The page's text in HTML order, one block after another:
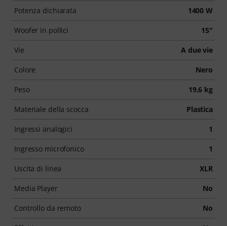
Potenza dichiarata 1400 W
Woofer in pollici 15"
Vie A due vie
Colore Nero
Peso 19,6 kg
Materiale della scocca Plastica
Ingressi analogici 1
Ingresso microfonico 1
Uscita di linea XLR
Media Player No
Controllo da remoto No